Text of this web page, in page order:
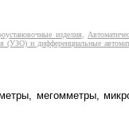
изделия
(УЗО) и дифференциальные
мегомметры,